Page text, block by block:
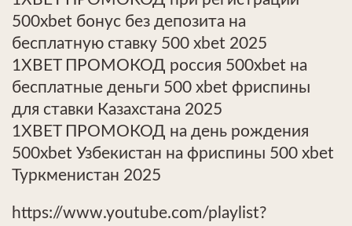
500xbet бонус без депозита на
бесплатную ставку 500 xbet 2025
1XBET ПРОМОКОД россия 500xbet на
бесплатные деньги 500 xbet фриспины
для ставки Казахстана 2025
1XBET ПРОМОКОД на день рождения
500xbet Узбекистан на фриспины 500 xbet
Туркменистан 2025
https://www.youtube.com/playlist?